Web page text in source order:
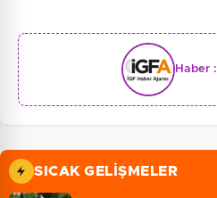
Haber :
SICAK GELIŞMELER